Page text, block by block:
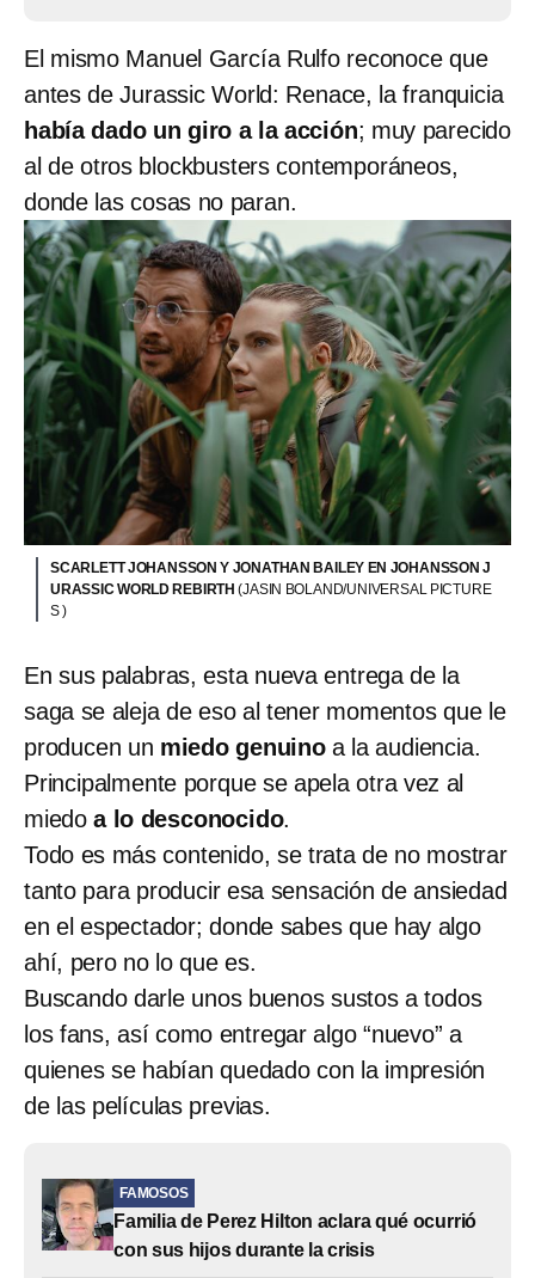
El mismo Manuel García Rulfo reconoce que
antes de Jurassic World: Renace, la franquicia
había dado un giro a la acción; muy parecido
al de otros blockbusters contemporáneos,
donde las cosas no paran.
SCARLETT JOHANSSON Y JONATHAN BAILEY EN JOHANSSON J
URASSIC WORLD REBIRTH(JASIN BOLAND/UNIVERSAL PICTURE
S )
En sus palabras, esta nueva entrega de la
saga se aleja de eso al tener momentos que le
producen un miedo genuinoa la audiencia.
Principalmente porque se apela otra vez al
miedoa lo desconocido.
Todo es más contenido, se trata de no mostrar
tanto para producir esa sensación de ansiedad
en el espectador; donde sabes que hay algo
ahí, pero no lo que es.
Buscando darle unos buenos sustos a todos
los fans, así como entregar algo “nuevo” a
quienes se habían quedado con la impresión
de las películas previas.
FAMOSOS
Familia de Perez Hilton aclara qué ocurrió
con sus hijos durante la crisis